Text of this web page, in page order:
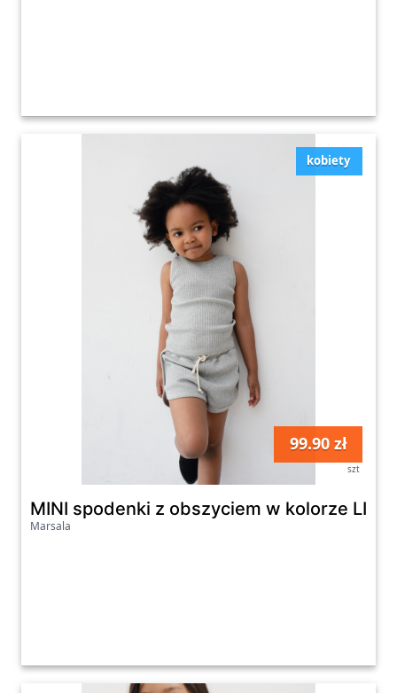
kobiety
99.90 zł
szt
MINI spodenki z obszyciem w kolorze
Marsala